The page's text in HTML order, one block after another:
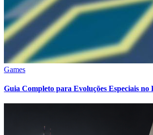
Games
Guia Completo para Evoluções Especiais no